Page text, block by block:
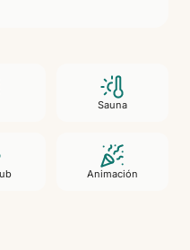
Sauna
Animación